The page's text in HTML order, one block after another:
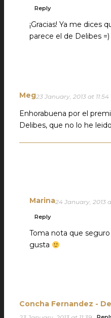
Reply
¡Gracias! Ya me dices
parece el de Delibes =)
Meg23 January, 2013 at 11:54
Enhorabuena por el
Delibes, que no lo he
Marina24 January, 2013
Reply
Toma nota que
gusta
Concha Fernandez -